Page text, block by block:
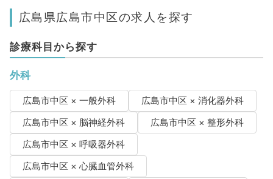
広島県広島市中区の求人を探す
診療科目から探す
外科
広島市中区 × 一般外科
広島市中区 × 消化器外科
広島市中区 × 脳神経外科
広島市中区 × 整形外科
広島市中区 × 呼吸器外科
広島市中区 × 心臓血管外科